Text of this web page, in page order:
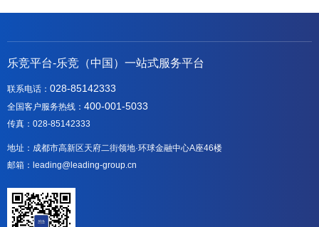
乐竞平台-乐竞（中国）一站式服务平台
联系电话： 028-85142333
全国客户服务热线： 400-001-5033
传真：028-85142333
地址：成都市高新区天府二街领地·环球金融中心A座46楼
邮箱：leading@leading-group.cn